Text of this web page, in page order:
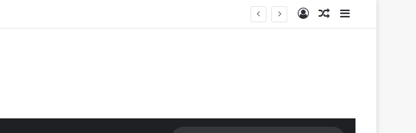
Log InRandom Article
Sidebar